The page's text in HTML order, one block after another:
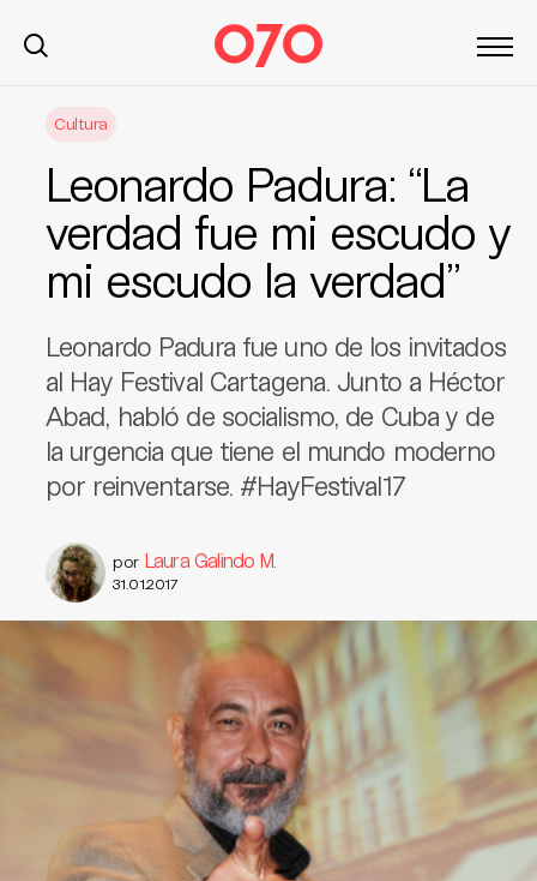
Cultura
Leonardo Padura: “La
verdad fue mi escudo y
mi escudo la verdad”
Leonardo Padura fue uno de los invitados
al Hay Festival Cartagena. Junto a Héctor
Abad, habló de socialismo, de Cuba y de
la urgencia que tiene el mundo moderno
por reinventarse. #HayFestival17
por Laura Galindo M.
31.01.2017